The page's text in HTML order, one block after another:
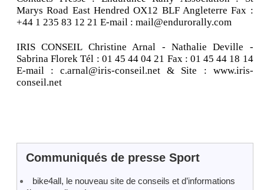
Marys Road East Hendred OX12 BLF Angleterre Fax :
+44 1 235 83 12 21 E-mail : mail@endurorally.com
IRIS CONSEIL Christine Arnal - Nathalie Deville -
Sabrina Florek Tél : 01 45 44 04 21 Fax : 01 45 44 18 14
E-mail : c.arnal@iris-conseil.net & Site : www.iris-
conseil.net
Communiqués de presse Sport
bike4all, le nouveau site de conseils et d’informations